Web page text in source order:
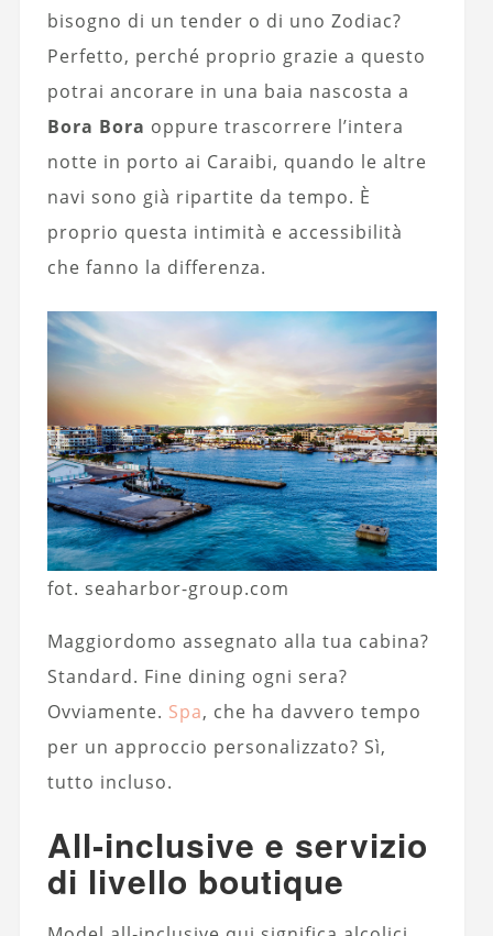
bisogno di un tender o di uno Zodiac?
Perfetto, perché proprio grazie a questo
potrai ancorare in una baia nascosta a
Bora Bora oppure trascorrere l’intera
notte in porto ai Caraibi, quando le altre
navi sono già ripartite da tempo. È
proprio questa intimità e accessibilità
che fanno la differenza.
fot. seaharbor-group.com
Maggiordomo assegnato alla tua cabina?
Standard. Fine dining ogni sera?
Ovviamente. Spa, che ha davvero tempo
per un approccio personalizzato? Sì,
tutto incluso.
All‑inclusive e servizio
di livello boutique